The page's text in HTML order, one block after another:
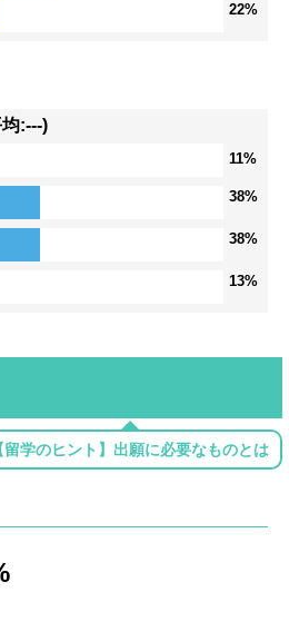
22%
:---)
11%
38%
38%
13%
留学のヒント】出願に必要なものとは